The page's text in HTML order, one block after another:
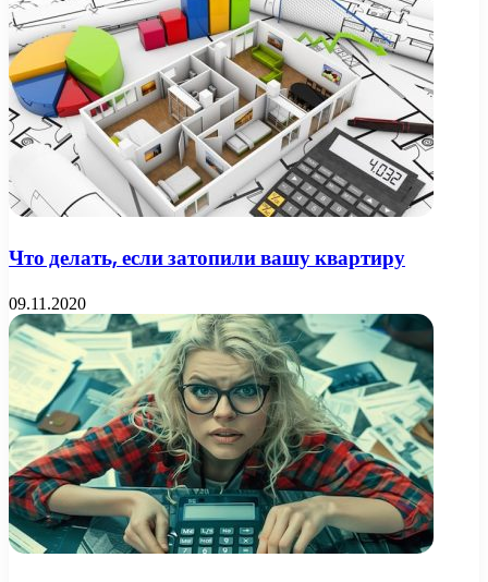
Что делать, если затопили вашу квартиру
09.11.2020